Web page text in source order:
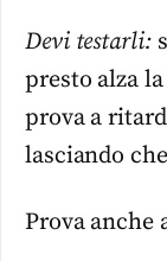
Devi testarli:
presto alza
prova a
lasciando
Prova anche